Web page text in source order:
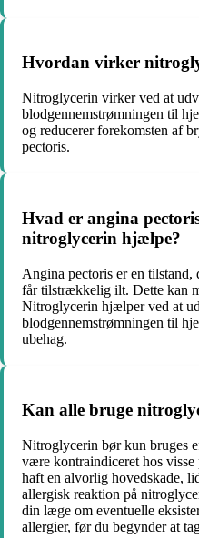
Hvordan virker
Nitroglycerin virker ved at
blodgennemstrømningen til
og reducerer forekomsten af
pectoris.
Hvad er angina
nitroglycerin hjælpe?
Angina pectoris er en tilstand,
får tilstrækkelig ilt. Dette kan
Nitroglycerin hjælper ved at
blodgennemstrømningen til
ubehag.
Kan alle bruge
Nitroglycerin bør kun bruges
være kontraindiceret hos visse
haft en alvorlig hovedskade,
allergisk reaktion på
din læge om eventuelle
allergier, før du begynder at